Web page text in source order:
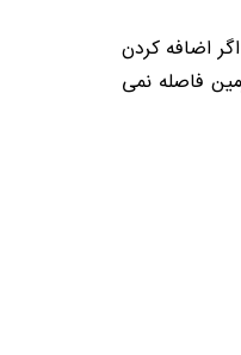
اضافه کردن
فاصله نمی